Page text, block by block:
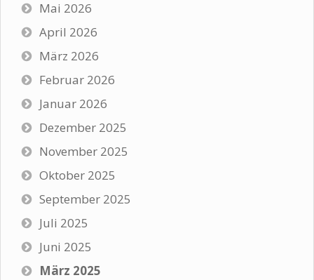
Mai 2026
April 2026
März 2026
Februar 2026
Januar 2026
Dezember 2025
November 2025
Oktober 2025
September 2025
Juli 2025
Juni 2025
März 2025